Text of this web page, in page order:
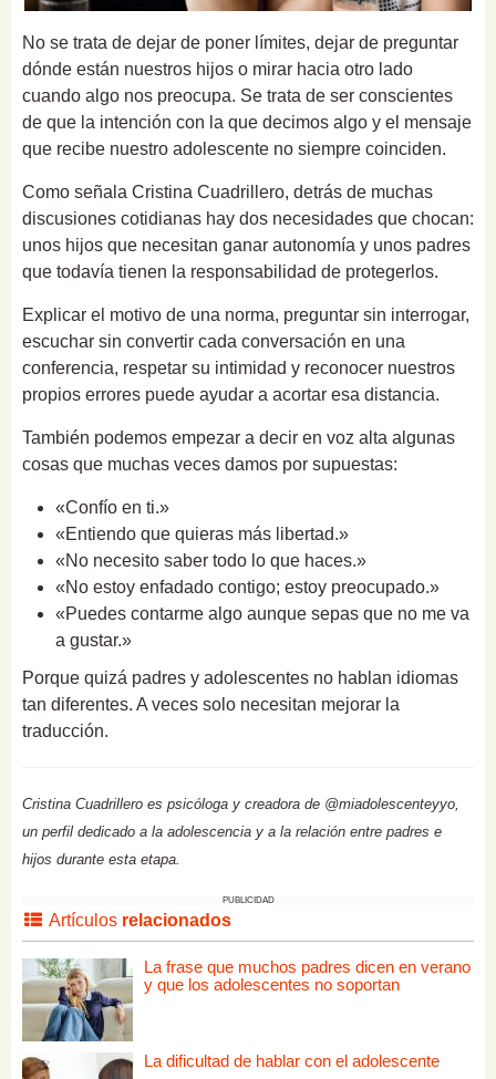
No se trata de dejar de poner límites, dejar de preguntar
dónde están nuestros hijos o mirar hacia otro lado
cuando algo nos preocupa. Se trata de ser conscientes
de que la intención con la que decimos algo y el mensaje
que recibe nuestro adolescente no siempre coinciden.
Como señala Cristina Cuadrillero, detrás de muchas
discusiones cotidianas hay dos necesidades que chocan:
unos hijos que necesitan ganar autonomía y unos padres
que todavía tienen la responsabilidad de protegerlos.
Explicar el motivo de una norma, preguntar sin interrogar,
escuchar sin convertir cada conversación en una
conferencia, respetar su intimidad y reconocer nuestros
propios errores puede ayudar a acortar esa distancia.
También podemos empezar a decir en voz alta algunas
cosas que muchas veces damos por supuestas:
«Confío en ti.»
«Entiendo que quieras más libertad.»
«No necesito saber todo lo que haces.»
«No estoy enfadado contigo; estoy preocupado.»
«Puedes contarme algo aunque sepas que no me va
a gustar.»
Porque quizá padres y adolescentes no hablan idiomas
tan diferentes. A veces solo necesitan mejorar la
traducción.
Cristina Cuadrillero es psicóloga y creadora de @miadolescenteyyo,
un perfil dedicado a la adolescencia y a la relación entre padres e
hijos durante esta etapa.
PUBLICIDAD
Artículos relacionados
La frase que muchos padres dicen en verano
y que los adolescentes no soportan
La dificultad de hablar con el adolescente